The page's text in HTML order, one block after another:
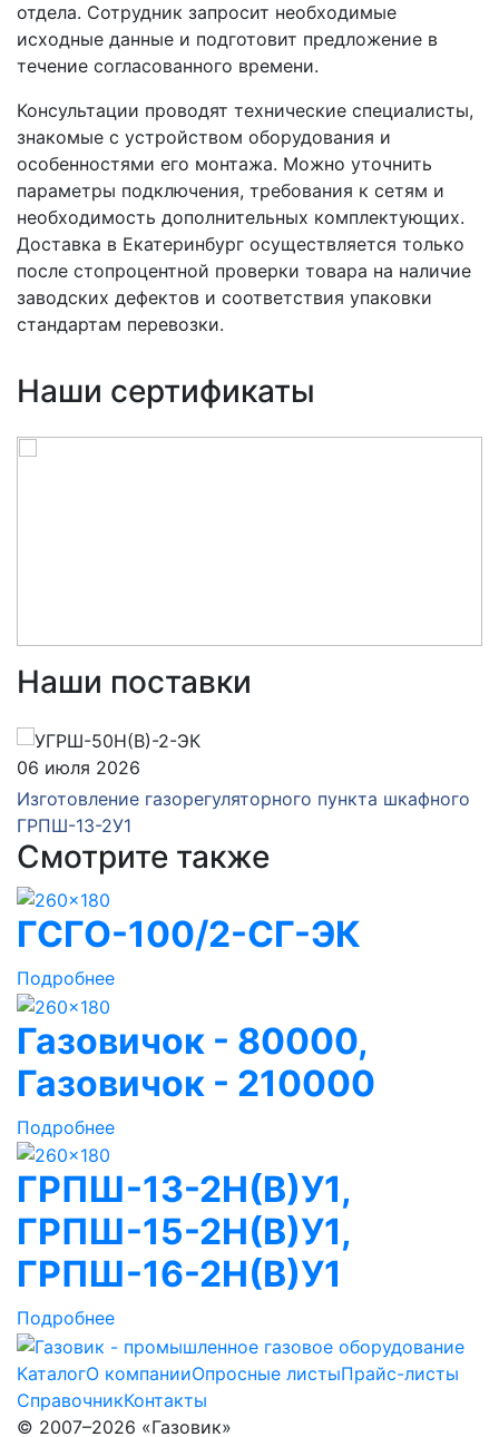
отдела. Сотрудник запросит необходимые
исходные данные и подготовит предложение в
течение согласованного времени.
Консультации проводят технические специалисты,
знакомые с устройством оборудования и
особенностями его монтажа. Можно уточнить
параметры подключения, требования к сетям и
необходимость дополнительных комплектующих.
Доставка в Екатеринбург осуществляется только
после стопроцентной проверки товара на наличие
заводских дефектов и соответствия упаковки
стандартам перевозки.
Наши сертификаты
Наши поставки
06 июля 2026
Изготовление газорегуляторного пункта шкафного
ГРПШ-13-2У1
Смотрите также
ГСГО-100/2-СГ-ЭК
Подробнее
Газовичок - 80000,
Газовичок - 210000
Подробнее
ГРПШ-13-2Н(В)У1,
ГРПШ-15-2Н(В)У1,
ГРПШ-16-2Н(В)У1
Подробнее
КаталогО компанииОпросные листыПрайс-листы
СправочникКонтакты
© 2007–2026 «Газовик»